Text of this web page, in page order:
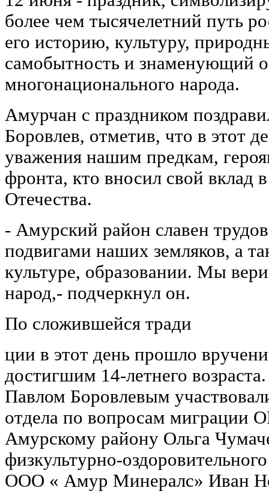
более чем тысячелетний путь
его историю, культуру,
самобытность и знаменующий
многонационального народа.
Амурчан с праздником
Боровлев, отметив, что в этот
уважения нашим предкам,
фронта, кто вносил свой вклад
Отечества.
- Амурский район славен
подвигами наших земляков, а
культуре, образовании. Мы
народ,- подчеркнул он.
По сложившейся тради
ции в этот день прошло
достигшим 14-летнего
Павлом Боровлевым
отдела по вопросам миграции
Амурскому району Ольга
физкультурно-
ООО « Амур Минералс» Иван